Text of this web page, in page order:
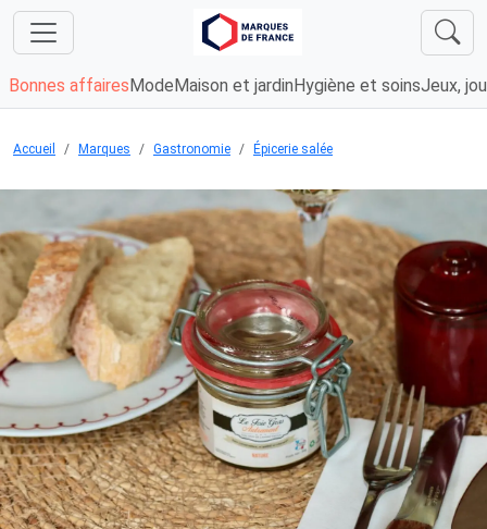
Bonnes affaires Mode Maison et jardin Hygiène et soinsJeux,
Accueil Marques Gastronomie Épicerie salée
Chargement...